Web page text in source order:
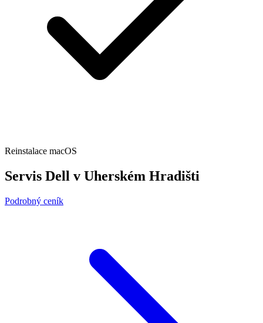
Reinstalace macOS
Servis Dell v Uherském Hradišti
Podrobný ceník